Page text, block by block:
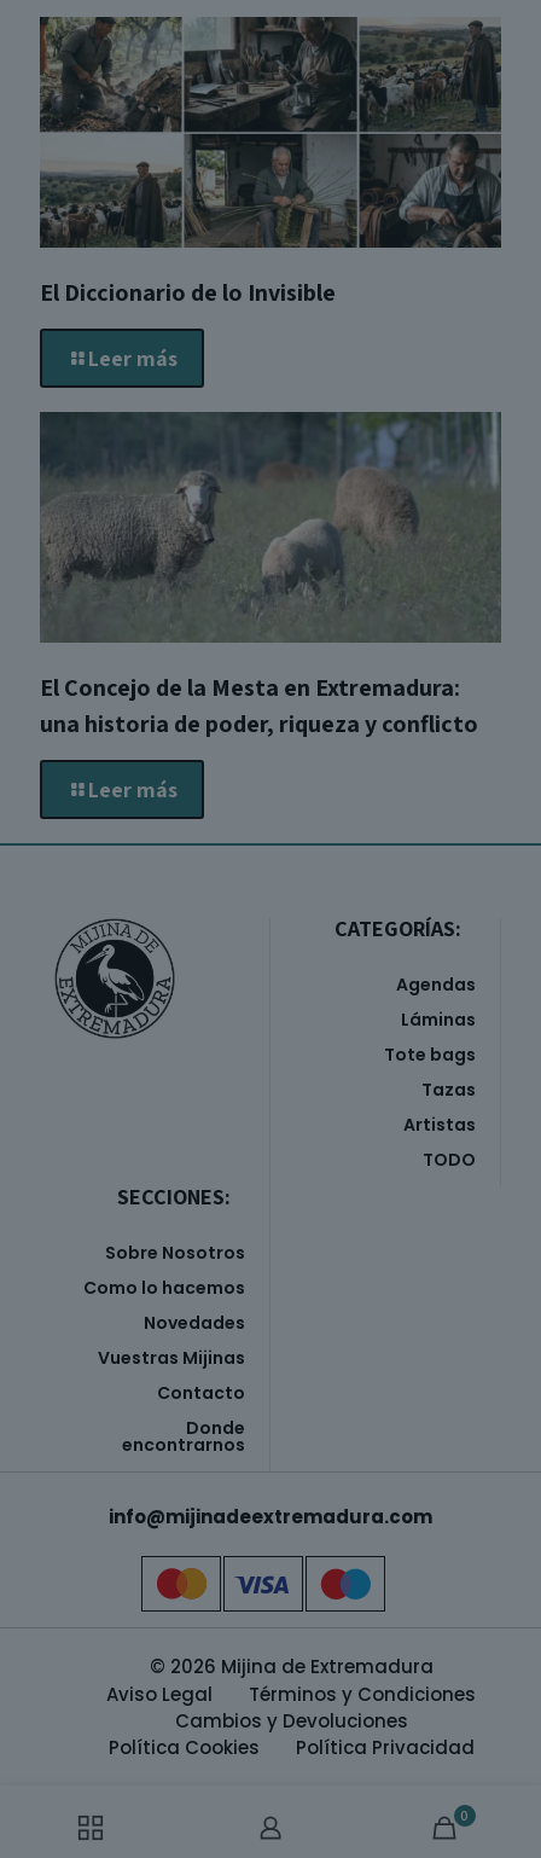
El Diccionario de lo Invisible
Leer más
El Concejo de la Mesta en Extremadura:
una historia de poder, riqueza y conflicto
Leer más
CATEGORÍAS:
Agendas
Láminas
Tote bags
Tazas
Artistas
TODO
SECCIONES:
Sobre Nosotros
Como lo hacemos
Novedades
Vuestras Mijinas
Contacto
Donde
encontrarnos
info@mijinadeextremadura.com
© 2026 Mijina de Extremadura
Aviso Legal
Términos y Condiciones
Cambios y Devoluciones
Política Cookies
Política Privacidad
0